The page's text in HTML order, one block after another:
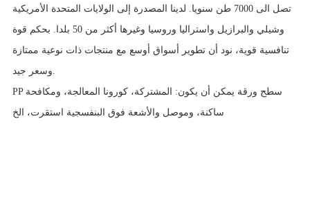
تصل الى 7000 طن سنويا. لدينا المصدرة إلى الولايات المتحدة الأمريكية
وشيلي والبرازيل واستراليا وروسيا وغيرها أكثر من 50 بلدا. بحكم قوة
تنافسية قوية، نود أن تطوير أسواق أوسع مع منتجات ذات نوعية ممتازة
وسعر جيد.
PP سطح ورقة يمكن أن يكون: المشتركة، كورونا المعالجة، ومكافحة
ساكنة، وموصل والأشعة فوق البنفسجية استقرت، الخ